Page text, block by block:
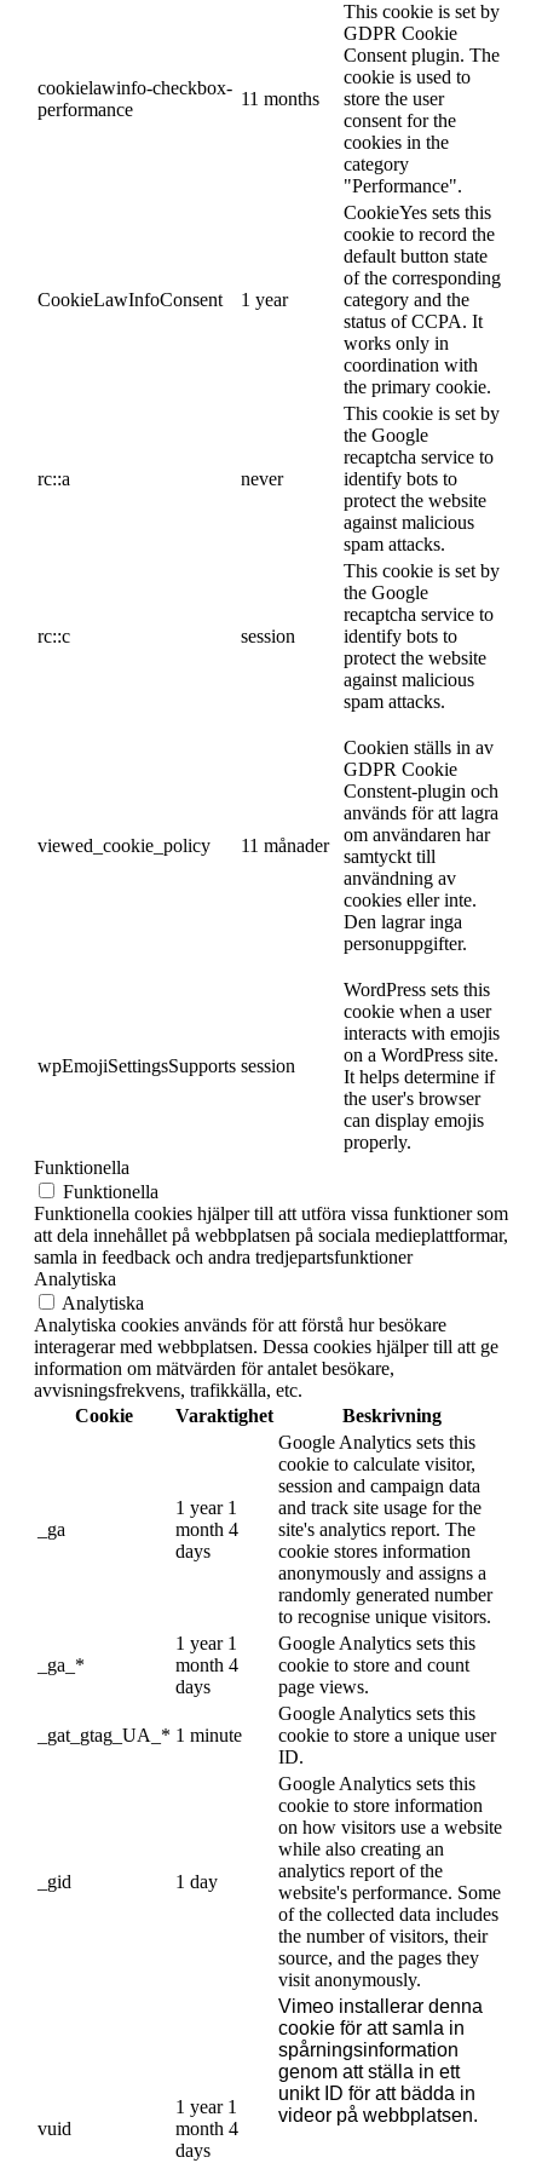
cookielawinfo-checkbox-
performance
11 months
This cookie is set by
GDPR Cookie
Consent plugin. The
cookie is used to
store the user
consent for the
cookies in the
category
"Performance".
CookieLawInfoConsent 1 year
CookieYes sets this
cookie to record the
default button state
of the corresponding
category and the
status of CCPA. It
works only in
coordination with
the primary cookie.
rc::a never
This cookie is set by
the Google
recaptcha service to
identify bots to
protect the website
against malicious
spam attacks.
rc::c session
This cookie is set by
the Google
recaptcha service to
identify bots to
protect the website
against malicious
spam attacks.
viewed_cookie_policy 11 månader
Cookien ställs in av
GDPR Cookie
Constent-plugin och
används för att lagra
om användaren har
samtyckt till
användning av
cookies eller inte.
Den lagrar inga
personuppgifter.
wpEmojiSettingsSupports session
WordPress sets this
cookie when a user
interacts with emojis
on a WordPress site.
It helps determine if
the user's browser
can display emojis
properly.
Funktionella
Funktionella
Funktionella cookies hjälper till att utföra vissa funktioner som
att dela innehållet på webbplatsen på sociala medieplattformar,
samla in feedback och andra tredjepartsfunktioner
Analytiska
Analytiska
Analytiska cookies används för att förstå hur besökare
interagerar med webbplatsen. Dessa cookies hjälper till att ge
information om mätvärden för antalet besökare,
avvisningsfrekvens, trafikkälla, etc.
Cookie
Varaktighet Beskrivning
_ga
1 year 1
month 4
days
Google Analytics sets this
cookie to calculate visitor,
session and campaign data
and track site usage for the
site's analytics report. The
cookie stores information
anonymously and assigns a
randomly generated number
to recognise unique visitors.
_ga_*
1 year 1
month 4
days
Google Analytics sets this
cookie to store and count
page views.
_gat_gtag_UA_* 1 minute
Google Analytics sets this
cookie to store a unique user
ID.
_gid 1 day
Google Analytics sets this
cookie to store information
on how visitors use a website
while also creating an
analytics report of the
website's performance. Some
of the collected data includes
the number of visitors, their
source, and the pages they
visit anonymously.
vuid
1 year 1
month 4
days
Vimeo installerar denna
cookie för att samla in
spårningsinformation
genom att ställa in ett
unikt ID för att bädda in
videor på webbplatsen.